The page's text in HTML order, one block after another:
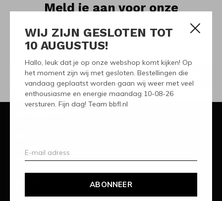
WIJ ZIJN GESLOTEN TOT
10 AUGUSTUS!
Hallo, leuk dat je op onze webshop komt kijken! Op
het moment zijn wij met gesloten. Bestellingen die
vandaag geplaatst worden gaan wij weer met veel
enthousiasme en energie maandag 10-08-26
versturen. Fijn dag! Team bbfl.nl
ABONNEER
Meld je aan voor onze
Ontvang de nieuwste aanbiedingen en promoties
ABONNEER
Categorieën